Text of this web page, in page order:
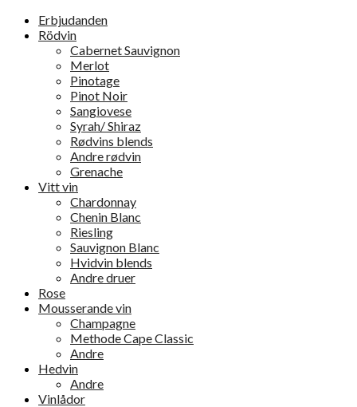
Erbjudanden
Rödvin
Cabernet Sauvignon
Merlot
Pinotage
Pinot Noir
Sangiovese
Syrah/ Shiraz
Rødvins blends
Andre rødvin
Grenache
Vitt vin
Chardonnay
Chenin Blanc
Riesling
Sauvignon Blanc
Hvidvin blends
Andre druer
Rose
Mousserande vin
Champagne
Methode Cape Classic
Andre
Hedvin
Andre
Vinlådor